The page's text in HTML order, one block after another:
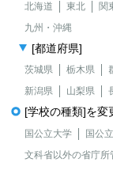
北海道 東北 関
九州・沖縄
[都道府県]
茨城県 栃木県
新潟県
山梨県
[学校の種類]を変
国公立大学 国公
文科省以外の省庁所